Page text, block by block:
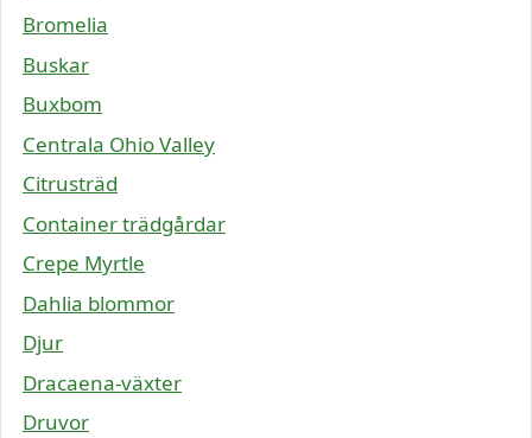
Bromelia
Buskar
Buxbom
Centrala Ohio Valley
Citrusträd
Container trädgårdar
Crepe Myrtle
Dahlia blommor
Djur
Dracaena-växter
Druvor